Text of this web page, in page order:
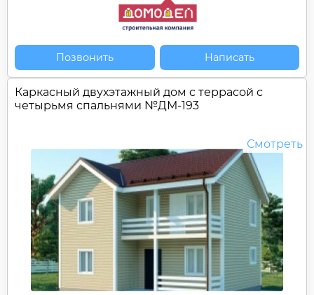
Позвонить Написать
Каркасный двухэтажный дом c террасой с
четырьмя спальнями №ДМ-193
Смотреть